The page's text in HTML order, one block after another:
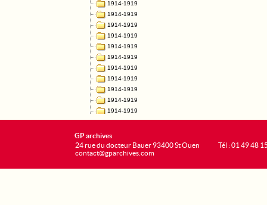
GP archives
24 rue du docteur Bauer 93400 St Ouen
contact@gparchives.com
Tél : 01 49 48